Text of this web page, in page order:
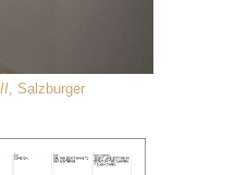
, Salzburger